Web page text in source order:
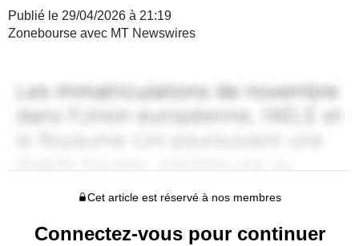
Publié le 29/04/2026 à 21:19
Zonebourse avec MT Newswires
Cet article est réservé à nos membres
Connectez-vous pour continuer